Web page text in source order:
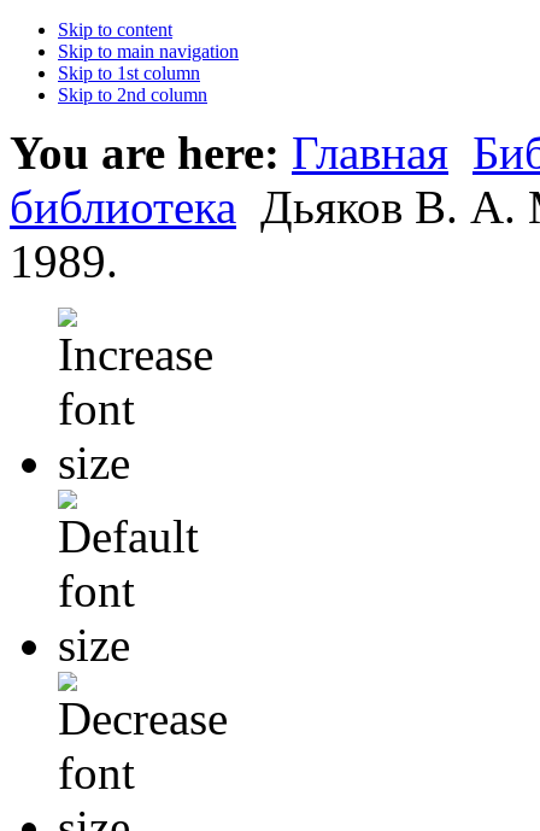
Skip to content
Skip to main navigation
Skip to 1st column
Skip to 2nd column
You are here: Главная
библиотека Дьяков В. А.
1989.